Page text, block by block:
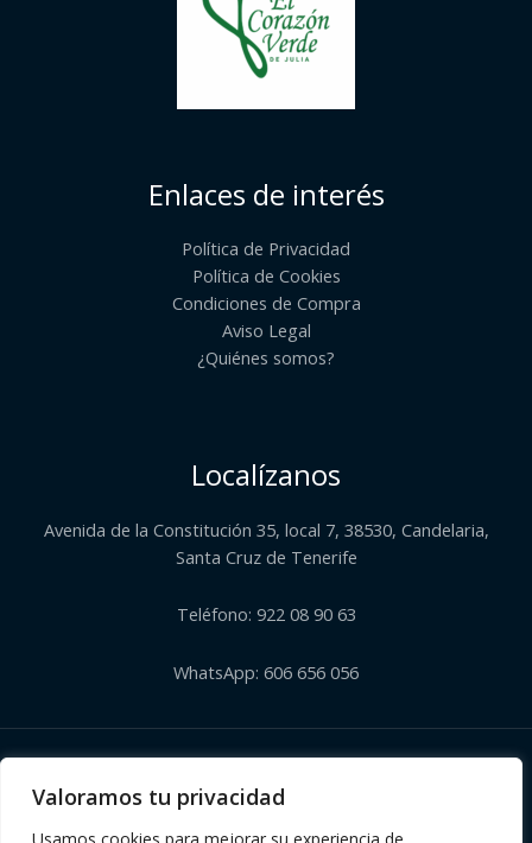
Valoramos tu privacidad
Enlaces de interés
Política de Privacidad
Política de Cookies
Condiciones de Compra
Aviso Legal
¿Quiénes somos?​
Localízanos
Avenida de la Constitución 35, local 7, 38530, Candelaria,
Santa Cruz de Tenerife
Teléfono: 922 08 90 63
WhatsApp: 606 656 056